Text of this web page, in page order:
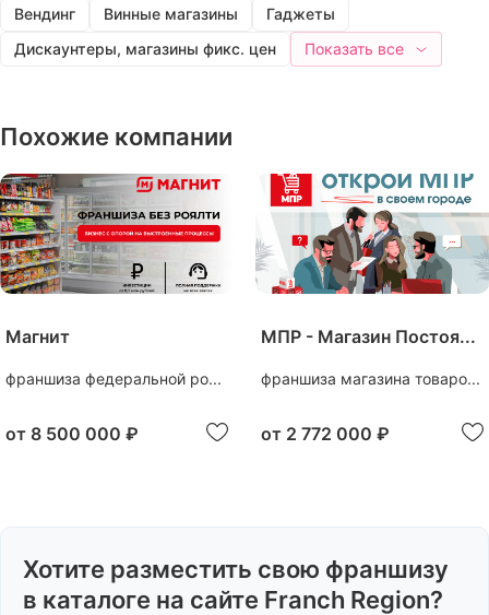
Вендинг
Винные магазины
Гаджеты
Дискаунтеры, магазины фикс. цен
Показать все
Похожие компании
Магнит
франшиза федеральной ро...
от 8 500 000 ₽
МПР - Магазин Постоя...
франшиза магазина товаро...
от 2 772 000 ₽
Хотите разместить свою франшизу
в каталоге на сайте Franch Region?